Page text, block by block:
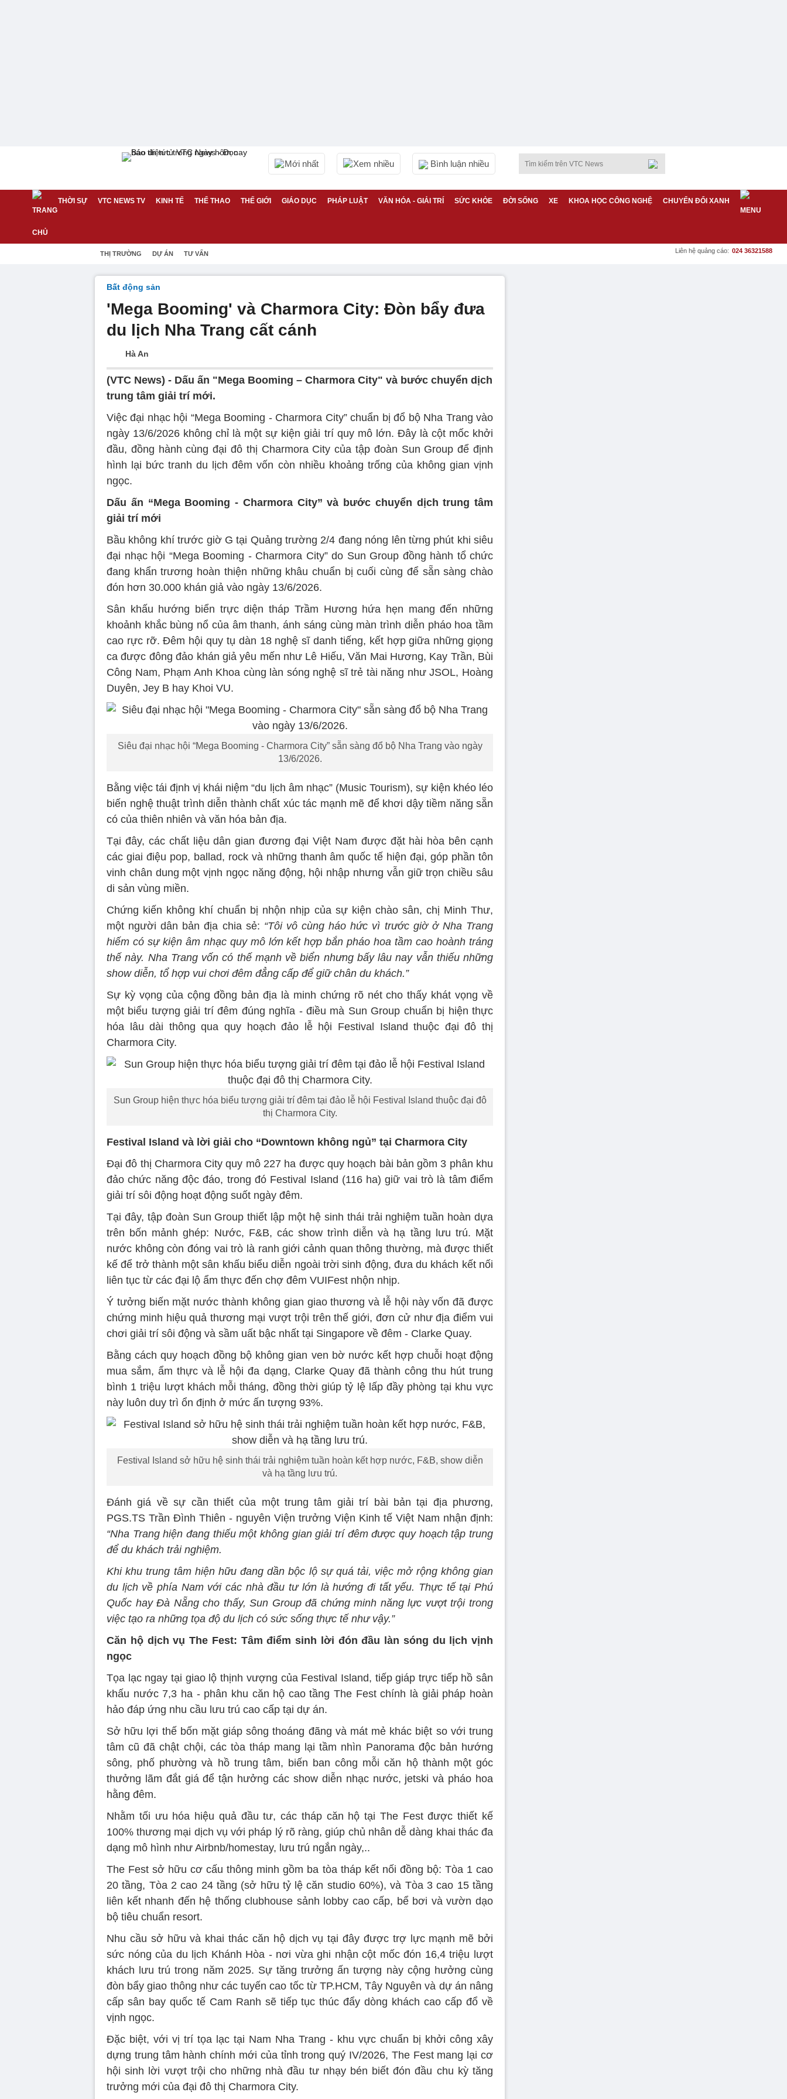
Mới nhất Xem nhiều Bình luận nhiều
THỜI SỰ VTC NEWS TV KINH TẾ THỂ THAO THẾ GIỚI GIÁO DỤC PHÁP LUẬT VĂN HÓA - GIẢI TRÍ SỨC KHỎE ĐỜI SỐNG XE KHOA HỌC CÔNG NGHỆ CHUYỂN ĐỔI XANH
THỊ TRƯỜNG DỰ ÁN TƯ VẤN Liên hệ quảng cáo: 024 36321588
Bất động sản
'Mega Booming' và Charmora City: Đòn bẩy đưa
du lịch Nha Trang cất cánh
Hà An
(VTC News) - Dấu ấn "Mega Booming – Charmora City" và bước chuyển dịch
trung tâm giải trí mới.
Việc đại nhạc hội “Mega Booming - Charmora City” chuẩn bị đổ bộ Nha Trang vào
ngày 13/6/2026 không chỉ là một sự kiện giải trí quy mô lớn. Đây là cột mốc khởi
đầu, đồng hành cùng đại đô thị Charmora City của tập đoàn Sun Group để định
hình lại bức tranh du lịch đêm vốn còn nhiều khoảng trống của không gian vịnh
ngọc.
Dấu ấn “Mega Booming - Charmora City” và bước chuyển dịch trung tâm
giải trí mới
Bầu không khí trước giờ G tại Quảng trường 2/4 đang nóng lên từng phút khi siêu
đại nhạc hội “Mega Booming - Charmora City” do Sun Group đồng hành tổ chức
đang khẩn trương hoàn thiện những khâu chuẩn bị cuối cùng để sẵn sàng chào
đón hơn 30.000 khán giả vào ngày 13/6/2026.
Sân khấu hướng biển trực diện tháp Trầm Hương hứa hẹn mang đến những
khoảnh khắc bùng nổ của âm thanh, ánh sáng cùng màn trình diễn pháo hoa tầm
cao rực rỡ. Đêm hội quy tụ dàn 18 nghệ sĩ danh tiếng, kết hợp giữa những giọng
ca được đông đảo khán giả yêu mến như Lê Hiếu, Văn Mai Hương, Kay Trần, Bùi
Công Nam, Phạm Anh Khoa cùng làn sóng nghệ sĩ trẻ tài năng như JSOL, Hoàng
Duyên, Jey B hay Khoi VU.
Siêu đại nhạc hội “Mega Booming - Charmora City” sẵn sàng đổ bộ Nha Trang vào ngày
13/6/2026.
Bằng việc tái định vị khái niệm “du lịch âm nhạc” (Music Tourism), sự kiện khéo léo
biến nghệ thuật trình diễn thành chất xúc tác mạnh mẽ để khơi dậy tiềm năng sẵn
có của thiên nhiên và văn hóa bản địa.
Tại đây, các chất liệu dân gian đương đại Việt Nam được đặt hài hòa bên cạnh
các giai điệu pop, ballad, rock và những thanh âm quốc tế hiện đại, góp phần tôn
vinh chân dung một vịnh ngọc năng động, hội nhập nhưng vẫn giữ trọn chiều sâu
di sản vùng miền.
Chứng kiến không khí chuẩn bị nhộn nhịp của sự kiện chào sân, chị Minh Thư,
một người dân bản địa chia sẻ: “Tôi vô cùng háo hức vì trước giờ ở Nha Trang
hiếm có sự kiện âm nhạc quy mô lớn kết hợp bắn pháo hoa tầm cao hoành tráng
thế này. Nha Trang vốn có thế mạnh về biển nhưng bấy lâu nay vẫn thiếu những
show diễn, tổ hợp vui chơi đêm đẳng cấp để giữ chân du khách.”
Sự kỳ vọng của cộng đồng bản địa là minh chứng rõ nét cho thấy khát vọng về
một biểu tượng giải trí đêm đúng nghĩa - điều mà Sun Group chuẩn bị hiện thực
hóa lâu dài thông qua quy hoạch đảo lễ hội Festival Island thuộc đại đô thị
Charmora City.
Sun Group hiện thực hóa biểu tượng giải trí đêm tại đảo lễ hội Festival Island thuộc đại đô
thị Charmora City.
Festival Island và lời giải cho “Downtown không ngủ” tại Charmora City
Đại đô thị Charmora City quy mô 227 ha được quy hoạch bài bản gồm 3 phân khu
đảo chức năng độc đáo, trong đó Festival Island (116 ha) giữ vai trò là tâm điểm
giải trí sôi động hoạt động suốt ngày đêm.
Tại đây, tập đoàn Sun Group thiết lập một hệ sinh thái trải nghiệm tuần hoàn dựa
trên bốn mảnh ghép: Nước, F&B, các show trình diễn và hạ tầng lưu trú. Mặt
nước không còn đóng vai trò là ranh giới cảnh quan thông thường, mà được thiết
kế để trở thành một sân khấu biểu diễn ngoài trời sinh động, đưa du khách kết nối
liên tục từ các đại lộ ẩm thực đến chợ đêm VUIFest nhộn nhịp.
Ý tưởng biến mặt nước thành không gian giao thương và lễ hội này vốn đã được
chứng minh hiệu quả thương mại vượt trội trên thế giới, đơn cử như địa điểm vui
chơi giải trí sôi động và sầm uất bậc nhất tại Singapore về đêm - Clarke Quay.
Bằng cách quy hoạch đồng bộ không gian ven bờ nước kết hợp chuỗi hoạt động
mua sắm, ẩm thực và lễ hội đa dạng, Clarke Quay đã thành công thu hút trung
bình 1 triệu lượt khách mỗi tháng, đồng thời giúp tỷ lệ lấp đầy phòng tại khu vực
này luôn duy trì ổn định ở mức ấn tượng 93%.
Festival Island sở hữu hệ sinh thái trải nghiệm tuần hoàn kết hợp nước, F&B, show diễn
và hạ tầng lưu trú.
Đánh giá về sự cần thiết của một trung tâm giải trí bài bản tại địa phương,
PGS.TS Trần Đình Thiên - nguyên Viện trưởng Viện Kinh tế Việt Nam nhận định:
“Nha Trang hiện đang thiếu một không gian giải trí đêm được quy hoạch tập trung
để du khách trải nghiệm.
Khi khu trung tâm hiện hữu đang dần bộc lộ sự quá tải, việc mở rộng không gian
du lịch về phía Nam với các nhà đầu tư lớn là hướng đi tất yếu. Thực tế tại Phú
Quốc hay Đà Nẵng cho thấy, Sun Group đã chứng minh năng lực vượt trội trong
việc tạo ra những tọa độ du lịch có sức sống thực tế như vậy.”
Căn hộ dịch vụ The Fest: Tâm điểm sinh lời đón đầu làn sóng du lịch vịnh
ngọc
Tọa lạc ngay tại giao lộ thịnh vượng của Festival Island, tiếp giáp trực tiếp hồ sân
khấu nước 7,3 ha - phân khu căn hộ cao tầng The Fest chính là giải pháp hoàn
hảo đáp ứng nhu cầu lưu trú cao cấp tại dự án.
Sở hữu lợi thế bốn mặt giáp sông thoáng đãng và mát mẻ khác biệt so với trung
tâm cũ đã chật chội, các tòa tháp mang lại tầm nhìn Panorama độc bản hướng
sông, phố phường và hồ trung tâm, biến ban công mỗi căn hộ thành một góc
thưởng lãm đắt giá để tận hưởng các show diễn nhạc nước, jetski và pháo hoa
hằng đêm.
Nhằm tối ưu hóa hiệu quả đầu tư, các tháp căn hộ tại The Fest được thiết kế
100% thương mại dịch vụ với pháp lý rõ ràng, giúp chủ nhân dễ dàng khai thác đa
dạng mô hình như Airbnb/homestay, lưu trú ngắn ngày,..
The Fest sở hữu cơ cấu thông minh gồm ba tòa tháp kết nối đồng bộ: Tòa 1 cao
20 tầng, Tòa 2 cao 24 tầng (sở hữu tỷ lệ căn studio 60%), và Tòa 3 cao 15 tầng
liên kết nhanh đến hệ thống clubhouse sảnh lobby cao cấp, bể bơi và vườn dạo
bộ tiêu chuẩn resort.
Nhu cầu sở hữu và khai thác căn hộ dịch vụ tại đây được trợ lực mạnh mẽ bởi
sức nóng của du lịch Khánh Hòa - nơi vừa ghi nhận cột mốc đón 16,4 triệu lượt
khách lưu trú trong năm 2025. Sự tăng trưởng ấn tượng này cộng hưởng cùng
đòn bẩy giao thông như các tuyến cao tốc từ TP.HCM, Tây Nguyên và dự án nâng
cấp sân bay quốc tế Cam Ranh sẽ tiếp tục thúc đẩy dòng khách cao cấp đổ về
vịnh ngọc.
Đặc biệt, với vị trí tọa lạc tại Nam Nha Trang - khu vực chuẩn bị khởi công xây
dựng trung tâm hành chính mới của tỉnh trong quý IV/2026, The Fest mang lại cơ
hội sinh lời vượt trội cho những nhà đầu tư nhạy bén biết đón đầu chu kỳ tăng
trưởng mới của đại đô thị Charmora City.